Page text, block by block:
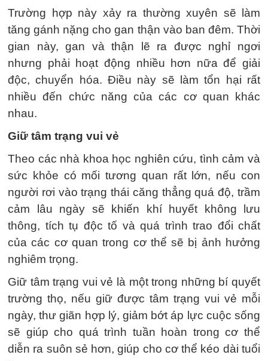
Trường hợp này xảy ra thường xuyên sẽ làm
tăng gánh nặng cho gan thận vào ban đêm. Thời
gian này, gan và thận lẽ ra được nghỉ ngơi
nhưng phải hoạt động nhiều hơn nữa để giải
độc, chuyển hóa. Điều này sẽ làm tổn hại rất
nhiều đến chức năng của các cơ quan khác
nhau.
Giữ tâm trạng vui vẻ
Theo các nhà khoa học nghiên cứu, tình cảm và
sức khỏe có mối tương quan rất lớn, nếu con
người rơi vào trạng thái căng thẳng quá độ, trầm
cảm lâu ngày sẽ khiến khí huyết không lưu
thông, tích tụ độc tố và quá trình trao đổi chất
của các cơ quan trong cơ thể sẽ bị ảnh hưởng
nghiêm trọng.
Giữ tâm trạng vui vẻ là một trong những bí quyết
trường thọ, nếu giữ được tâm trạng vui vẻ mỗi
ngày, thư giãn hợp lý, giảm bớt áp lực cuộc sống
sẽ giúp cho quá trình tuần hoàn trong cơ thể
diễn ra suôn sẻ hơn, giúp cho cơ thể kéo dài tuổi